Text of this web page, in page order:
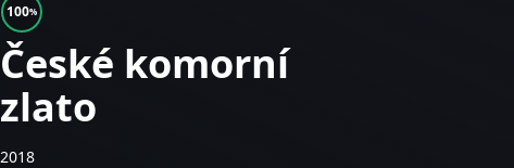
100%
České komorní
zlato
2018